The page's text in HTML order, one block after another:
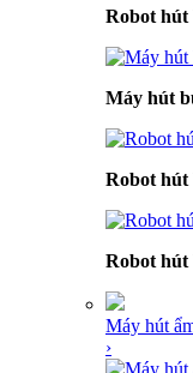
Robot hút
Máy hút
Robot hút
Robot
Máy hút
›